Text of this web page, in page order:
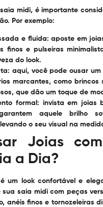
midi, é importante
Por exemplo:
e fluida: aposte em
finos e pulseiras
do look.
aqui, você pode ousar um
marcantes, como brincos
que dão um toque de
formal: invista em joias
aquele brilho
o seu visual na
Joias
a Dia?
um look confortável e
sua saia midi com peças
anéis finos e tornozeleiras